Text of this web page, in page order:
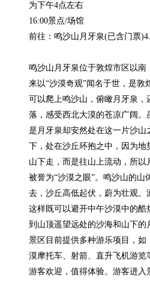
为下午4点左右
16:00景点/场馆
前往：鸣沙山月牙泉(已含门票
鸣沙山月牙泉位于敦煌市区以南
来以“沙漠奇观”闻名于世，是敦
可以爬上鸣沙山，俯瞰月牙泉，
落，感受西北大漠的苍凉广阔。
是月牙泉却安然处在这一片沙山
下，处在沙丘环抱之中，因为地
山下走，而是往山上流动，所以
被誉为“沙漠之眼”。鸣沙山的山
去，沙丘高低起伏，蔚为壮观。
这样既可以避开中午沙漠中的酷
到山顶遥望远处的沙海和山下的
景区目前提供多种游乐项目，
漠摩托车、射箭、直升飞机游览
游客欢迎，值得体验。游客进